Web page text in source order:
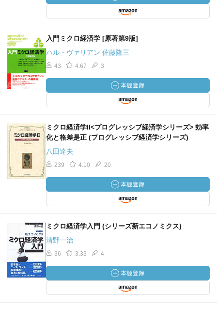
入門ミクロ経済学 [原著第9版]
ハル・ヴァリアン 佐藤隆三
43 4.67 3
ミクロ経済学II<プログレッシブ経済学シリーズ> 効率
化と格差是正 (プログレッシブ経済学シリーズ)
八田達夫
239 4.10 20
ミクロ経済学入門 (シリーズ新エコノミクス)
清野一治
36 3.33 4